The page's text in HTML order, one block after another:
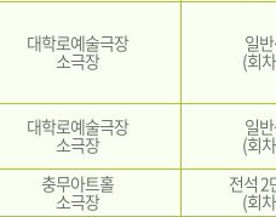
대학로예술극장
소극장
일
(회
대학로예술극장
소극장
일
(회
충무아트홀
소극장
전석 2
(회